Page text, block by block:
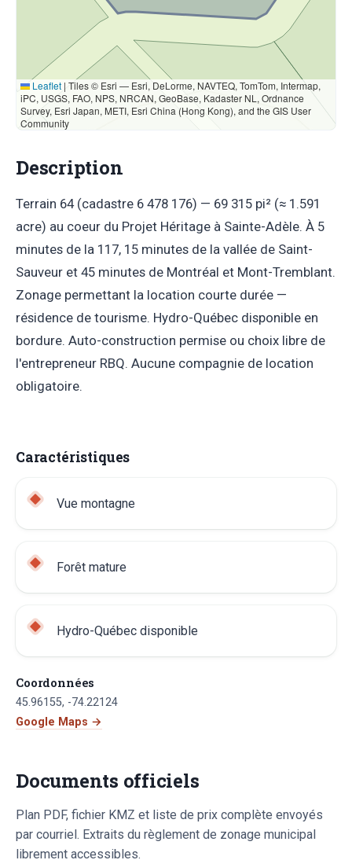
Leaflet | Tiles © Esri — Esri, DeLorme, NAVTEQ, TomTom, Intermap,
iPC, USGS, FAO, NPS, NRCAN, GeoBase, Kadaster NL, Ordnance
Survey, Esri Japan, METI, Esri China (Hong Kong), and the GIS User
Community
Description
Terrain 64 (cadastre 6 478 176) — 69 315 pi² (≈ 1.591
acre) au coeur du Projet Héritage à Sainte-Adèle. À 5
minutes de la 117, 15 minutes de la vallée de Saint-
Sauveur et 45 minutes de Montréal et Mont-Tremblant.
Zonage permettant la location courte durée —
résidence de tourisme. Hydro-Québec disponible en
bordure. Auto-construction permise ou choix libre de
l'entrepreneur RBQ. Aucune compagnie de location
obligatoire.
Caractéristiques
Vue montagne
Forêt mature
Hydro-Québec disponible
Coordonnées
45.96155, -74.22124
Google Maps →
Documents officiels
Plan PDF, fichier KMZ et liste de prix complète envoyés
par courriel. Extraits du règlement de zonage municipal
librement accessibles.